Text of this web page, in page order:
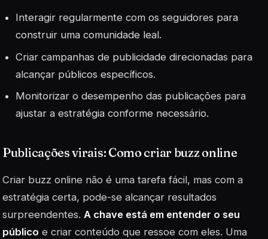
Interagir regularmente com os seguidores para
construir uma comunidade leal.
Criar campanhas de publicidade direcionadas para
alcançar públicos específicos.
Monitorizar o desempenho das publicações para
ajustar a estratégia conforme necessário.
Publicações virais: Como criar buzz online
Criar buzz online não é uma tarefa fácil, mas com a
estratégia certa, pode-se alcançar resultados
surpreendentes. A chave está em entender o seu
público e criar conteúdo que ressoe com eles. Uma